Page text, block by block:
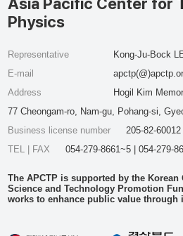
Physics
Representative
Kong-Ju-Bock
E-mail
Address
Hogil Kim
77 Cheongam-ro, Nam-gu, Pohang-si,
Business license number
205-82-60012
TEL | FAX
054-279-8661~5 | 054-279-
The APCTP is supported by the
Science and Technology Promotion
works to enhance public value through